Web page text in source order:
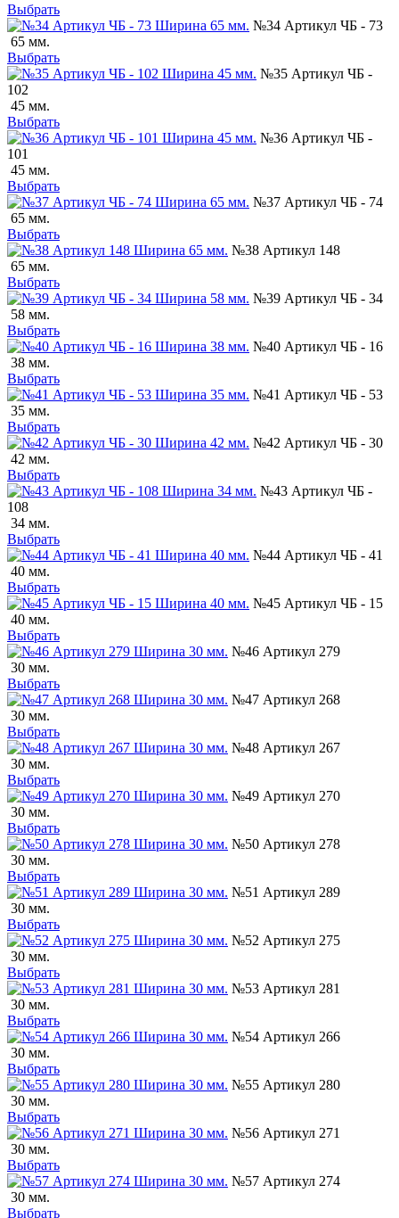
Выбрать
№34 Артикул ЧБ - 73
65 мм.
Выбрать
№35 Артикул ЧБ -
102
45 мм.
Выбрать
№36 Артикул ЧБ -
101
45 мм.
Выбрать
№37 Артикул ЧБ - 74
65 мм.
Выбрать
№38 Артикул 148
65 мм.
Выбрать
№39 Артикул ЧБ - 34
58 мм.
Выбрать
№40 Артикул ЧБ - 16
38 мм.
Выбрать
№41 Артикул ЧБ - 53
35 мм.
Выбрать
№42 Артикул ЧБ - 30
42 мм.
Выбрать
№43 Артикул ЧБ -
108
34 мм.
Выбрать
№44 Артикул ЧБ - 41
40 мм.
Выбрать
№45 Артикул ЧБ - 15
40 мм.
Выбрать
№46 Артикул 279
30 мм.
Выбрать
№47 Артикул 268
30 мм.
Выбрать
№48 Артикул 267
30 мм.
Выбрать
№49 Артикул 270
30 мм.
Выбрать
№50 Артикул 278
30 мм.
Выбрать
№51 Артикул 289
30 мм.
Выбрать
№52 Артикул 275
30 мм.
Выбрать
№53 Артикул 281
30 мм.
Выбрать
№54 Артикул 266
30 мм.
Выбрать
№55 Артикул 280
30 мм.
Выбрать
№56 Артикул 271
30 мм.
Выбрать
№57 Артикул 274
30 мм.
Выбрать